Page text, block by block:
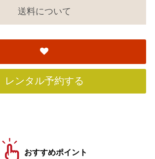
送料について
レンタル予約する
おすすめポイント